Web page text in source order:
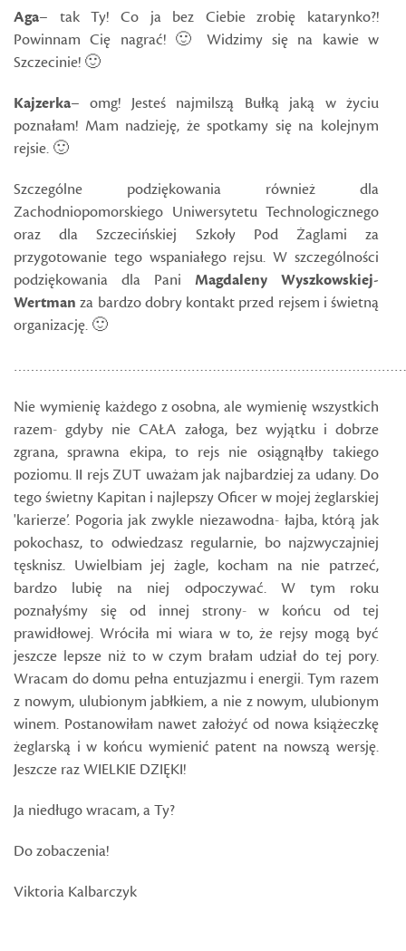
Aga– tak Ty! Co ja bez Ciebie zrobię katarynko?!
Powinnam Cię nagrać! 🙂 Widzimy się na kawie w
Szczecinie! 🙂
Kajzerka– omg! Jesteś najmilszą Bułką jaką w życiu
poznałam! Mam nadzieję, że spotkamy się na kolejnym
rejsie. 🙂
Szczególne podziękowania również dla
Zachodniopomorskiego Uniwersytetu Technologicznego
oraz dla Szczecińskiej Szkoły Pod Żaglami za
przygotowanie tego wspaniałego rejsu. W szczególności
podziękowania dla Pani Magdaleny Wyszkowskiej-
Wertman za bardzo dobry kontakt przed rejsem i świetną
organizację. 🙂
Nie wymienię każdego z osobna, ale wymienię wszystkich
razem- gdyby nie CAŁA załoga, bez wyjątku i dobrze
zgrana, sprawna ekipa, to rejs nie osiągnąłby takiego
poziomu. II rejs ZUT uważam jak najbardziej za udany. Do
tego świetny Kapitan i najlepszy Oficer w mojej żeglarskiej
'karierze’. Pogoria jak zwykle niezawodna- łajba, którą jak
pokochasz, to odwiedzasz regularnie, bo najzwyczajniej
tęsknisz. Uwielbiam jej żagle, kocham na nie patrzeć,
bardzo lubię na niej odpoczywać. W tym roku
poznałyśmy się od innej strony- w końcu od tej
prawidłowej. Wróciła mi wiara w to, że rejsy mogą być
jeszcze lepsze niż to w czym brałam udział do tej pory.
Wracam do domu pełna entuzjazmu i energii. Tym razem
z nowym, ulubionym jabłkiem, a nie z nowym, ulubionym
winem. Postanowiłam nawet założyć od nowa książeczkę
żeglarską i w końcu wymienić patent na nowszą wersję.
Jeszcze raz WIELKIE DZIĘKI!
Ja niedługo wracam, a Ty?
Do zobaczenia!
Viktoria Kalbarczyk